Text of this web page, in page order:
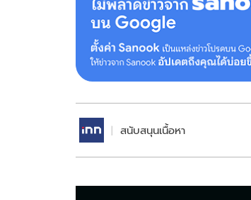
สนับสนุนเนื้อหา